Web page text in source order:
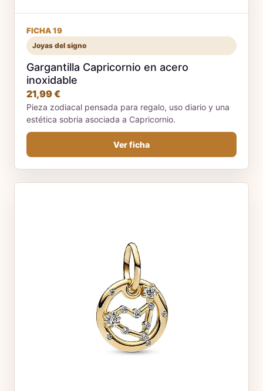
FICHA 19
Joyas del signo
Gargantilla Capricornio en acero
inoxidable
21,99 €
Pieza zodiacal pensada para regalo, uso diario y una
estética sobria asociada a Capricornio.
Ver ficha